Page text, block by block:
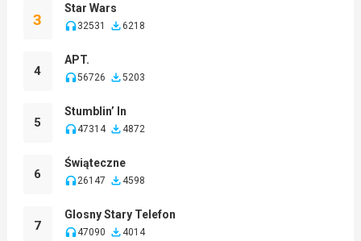
3
Star Wars
32531 6218
4
APT.
56726 5203
5
Stumblin’ In
47314 4872
6
Świąteczne
26147 4598
7
Glosny Stary Telefon
47090 4014